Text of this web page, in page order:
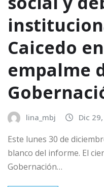
Caicedo
empalme
lina_mbj Dic
Este lunes 30 de
blanco del informe. El
Gobernación…